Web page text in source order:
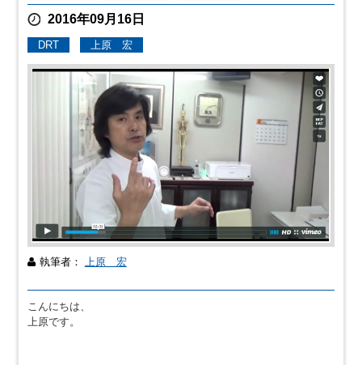
2016年09月16日
DRT 上原 宏
執筆者： 上原 宏
こんにちは、
上原です。